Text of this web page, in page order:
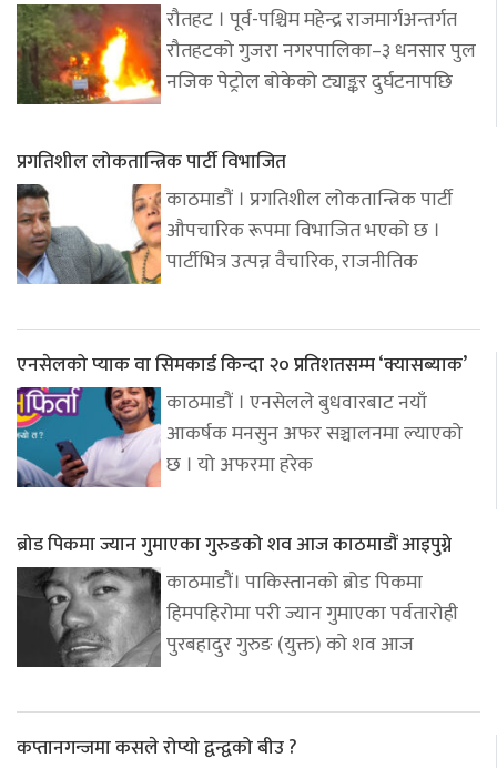
रौतहट । पूर्व-पश्चिम महेन्द्र राजमार्गअन्तर्गत
रौतहटको गुजरा नगरपालिका–३ धनसार पुल
नजिक पेट्रोल बोकेको ट्याङ्कर दुर्घटनापछि
प्रगतिशील लोकतान्त्रिक पार्टी विभाजित
काठमाडौं । प्रगतिशील लोकतान्त्रिक पार्टी
औपचारिक रूपमा विभाजित भएको छ ।
पार्टीभित्र उत्पन्न वैचारिक, राजनीतिक
एनसेलको प्याक वा सिमकार्ड किन्दा २० प्रतिशतसम्म ‘क्यासब्याक’
काठमाडौं । एनसेलले बुधवारबाट नयाँ
आकर्षक मनसुन अफर सञ्चालनमा ल्याएको
छ । यो अफरमा हरेक
ब्रोड पिकमा ज्यान गुमाएका गुरुङको शव आज काठमाडौं आइपुग्ने
काठमाडौं। पाकिस्तानको ब्रोड पिकमा
हिमपहिरोमा परी ज्यान गुमाएका पर्वतारोही
पुरबहादुर गुरुङ (युक्त) को शव आज
कप्तानगन्जमा कसले रोप्यो द्वन्द्वको बीउ ?